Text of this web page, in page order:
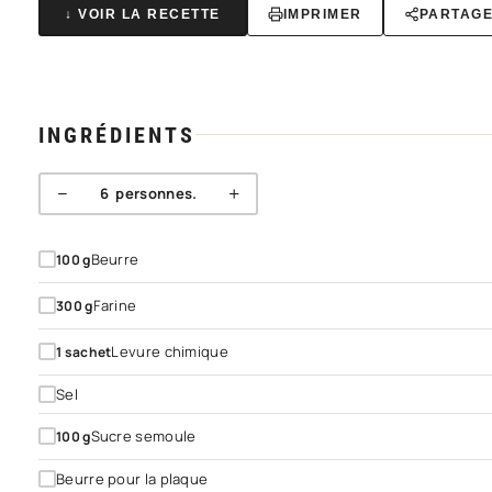
↓ VOIR LA RECETTE IMPRIMER
INGRÉDIENTS
− 6personnes. +
100gBeurre
300gFarine
1 sachetLevure chimique
Sel
100gSucre semoule
Beurre pour la plaque